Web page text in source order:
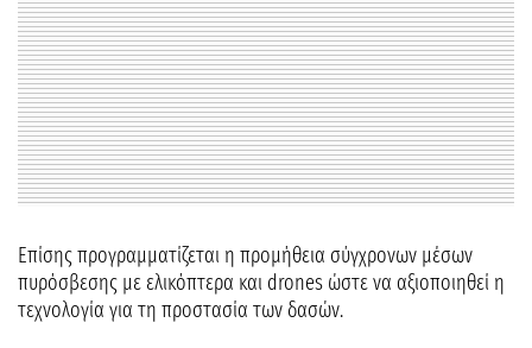
Επίσης προγραμματίζεται η προμήθεια σύγχρονων μέσων
πυρόσβεσης με ελικόπτερα και drones ώστε να αξιοποιηθεί η
τεχνολογία για τη προστασία των δασών.